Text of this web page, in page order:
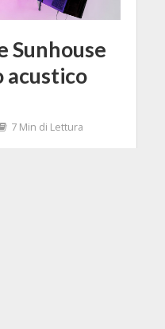
Sunhouse
acustico
7 Min di Lettura